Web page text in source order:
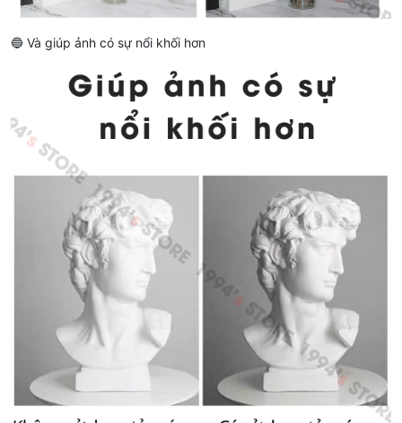
🔵 Và giúp ảnh có sự nổi khối hơn